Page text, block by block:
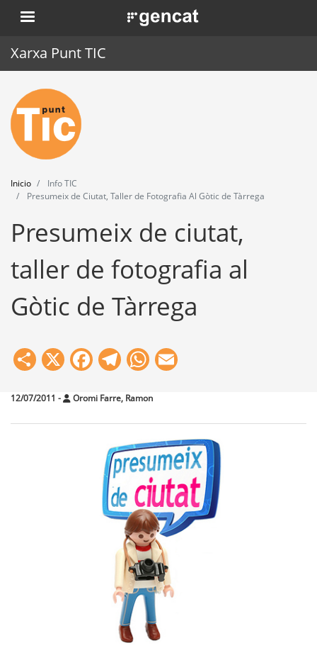
Pasar
al
. Obre en una nova finestra.
Xarxa Punt TIC
Inicio
Punt TIC
Actualidad
Agenda
Formación
Herramientas
Inicio
Info TIC
Presumeix de Ciutat, Taller de Fotografia Al Gòtic de Tàrrega
Presumeix de ciutat,
taller de fotografia al
Gòtic de Tàrrega
Share
X Facebook
Telegram
WhatsApp
12/07/2011 - Oromi Farre, Ramon